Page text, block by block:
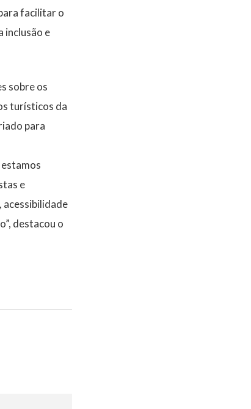
facilitar o
inclusão e
sobre os
turísticos da
para
e
destacou o